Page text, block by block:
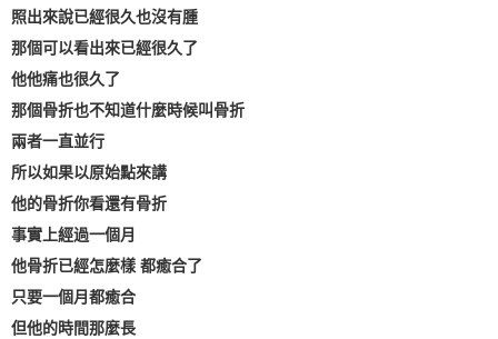
照出來說已經很久也沒有腫
那個可以看出來已經很久了
他他痛也很久了
那個骨折也不知道什麼時候叫骨折
兩者一直並行
所以如果以原始點來講
他的骨折你看還有骨折
事實上經過一個月
他骨折已經怎麼樣 都癒合了
只要一個月都癒合
但他的時間那麼長